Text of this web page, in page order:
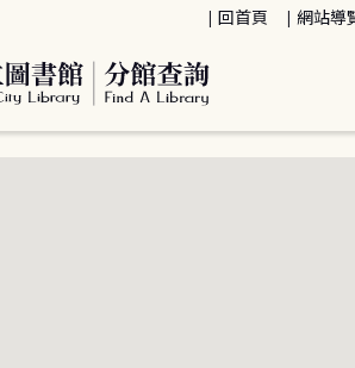
回首頁 網站導